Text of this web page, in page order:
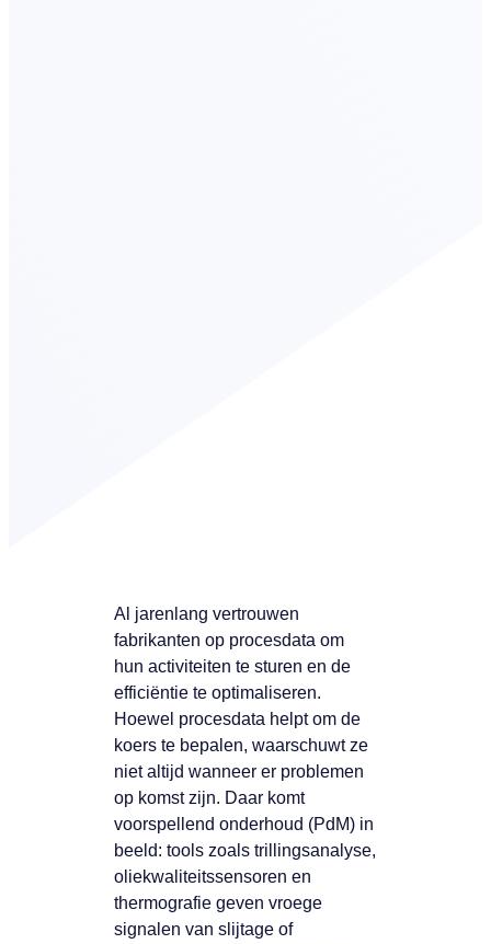
Al jarenlang vertrouwen
fabrikanten op procesdata om
hun activiteiten te sturen en de
efficiëntie te optimaliseren.
Hoewel procesdata helpt om de
koers te bepalen, waarschuwt ze
niet altijd wanneer er problemen
op komst zijn. Daar komt
voorspellend onderhoud (PdM) in
beeld: tools zoals trillingsanalyse,
oliekwaliteitssensoren en
thermografie geven vroege
signalen van slijtage of